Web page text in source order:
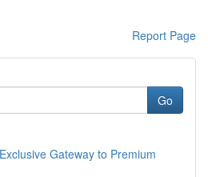
Report Page
Go
Gateway to Premium